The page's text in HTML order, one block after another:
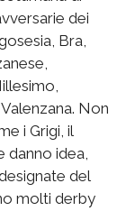
dei
Bra,
Non
i Grigi, il
danno idea,
del
molti derby